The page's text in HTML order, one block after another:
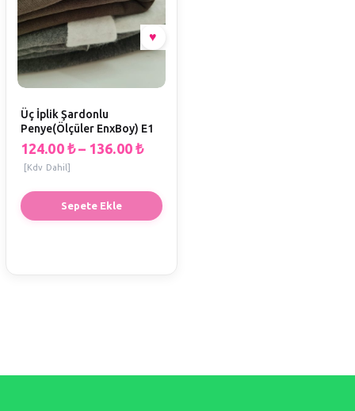
Sepete Ekle
Üç İplik Şardonlu
Penye(Ölçüler EnxBoy) E1
124.00 ₺ – 136.00 ₺
[Kdv Dahil]